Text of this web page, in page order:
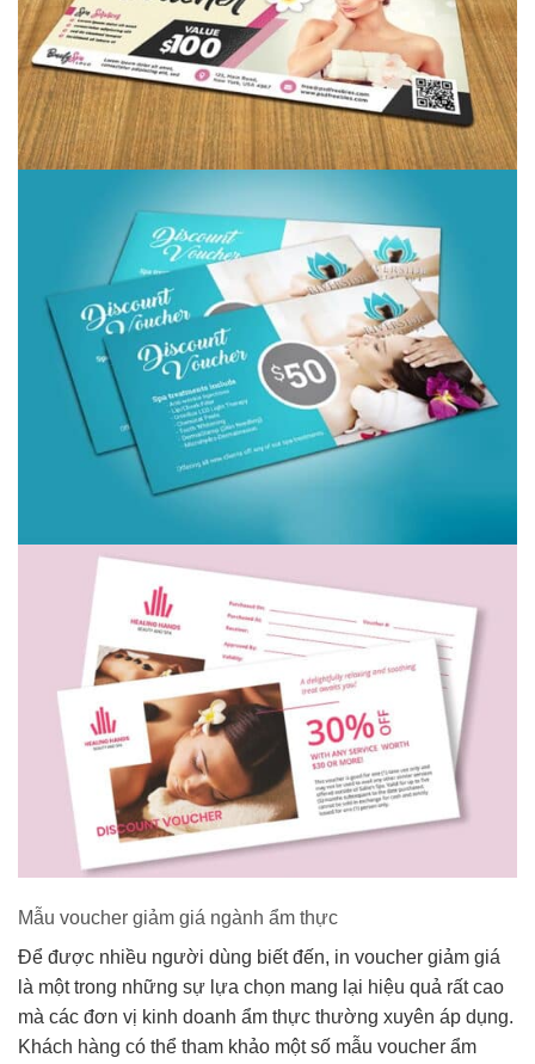
Mẫu voucher giảm giá ngành ẩm thực
Để được nhiều người dùng biết đến, in voucher giảm giá
là một trong những sự lựa chọn mang lại hiệu quả rất cao
mà các đơn vị kinh doanh ẩm thực thường xuyên áp dụng.
Khách hàng có thể tham khảo một số mẫu voucher ẩm